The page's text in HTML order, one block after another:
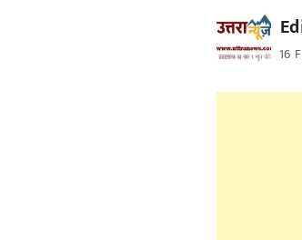
16